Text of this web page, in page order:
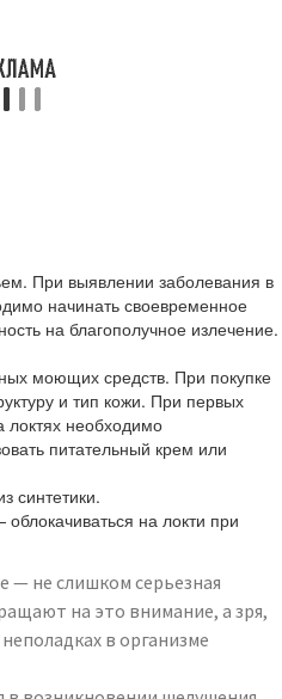
При выявлении заболевания в
начинать своевременное
на благополучное излечение.
моющих средств. При покупке
и тип кожи. При первых
локтях необходимо
питательный крем или
синтетики.
на локти при
— не слишком серьезная
на это внимание, а зря,
в организме